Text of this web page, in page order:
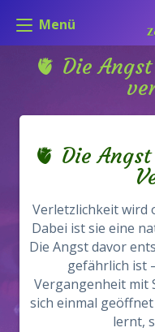
Menü
🫀 Die
🫀 Die
Verletzlichkeit wird
Dabei ist sie eine
Die Angst davor
gefährlich ist
Vergangenheit mit
sich einmal
lernt,